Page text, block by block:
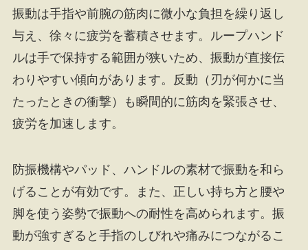
振動は手指や前腕の筋肉に微小な負担を繰り返し
与え、徐々に疲労を蓄積させます。ループハンド
ルは手で保持する範囲が狭いため、振動が直接伝
わりやすい傾向があります。反動（刃が何かに当
たったときの衝撃）も瞬間的に筋肉を緊張させ、
疲労を加速します。
防振機構やパッド、ハンドルの素材で振動を和ら
げることが有効です。また、正しい持ち方と腰や
脚を使う姿勢で振動への耐性を高められます。振
動が強すぎると手指のしびれや痛みにつながるこ